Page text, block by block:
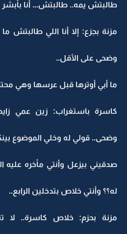
طالبتش يمه.. طالبتش... أنا
مزنة بجزع: إلا أنا اللي طالبتش
وضحى على الأقل..
ما أبي أوترها قبل عرسها وهي
كاسرة باستغراب: زين عمي
وضحى.. قولي له وخلي الموضوع
صدقيني بيزعل وأنتي مأخره عليه
له؟؟ وأنتي خلاص بتدخلين الرابع..
مزنة بحزم: خلاص كاسرة.. لا